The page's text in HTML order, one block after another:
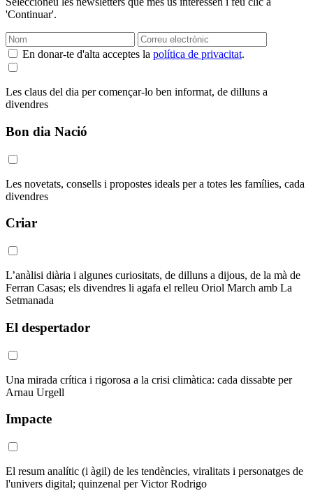
'Continuar'.
En donar-te d'alta acceptes la política de privacitat.
Les claus del dia per començar-lo ben informat, de dilluns a
divendres
Bon dia Nació
Les novetats, consells i propostes ideals per a totes les famílies, cada
divendres
Criar
L’anàlisi diària i algunes curiositats, de dilluns a dijous, de la mà de
Ferran Casas; els divendres li agafa el relleu Oriol March amb La
Setmanada
El despertador
Una mirada crítica i rigorosa a la crisi climàtica: cada dissabte per
Arnau Urgell
Impacte
El resum analític (i àgil) de les tendències, viralitats i personatges de
l'univers digital; quinzenal per Victor Rodrigo